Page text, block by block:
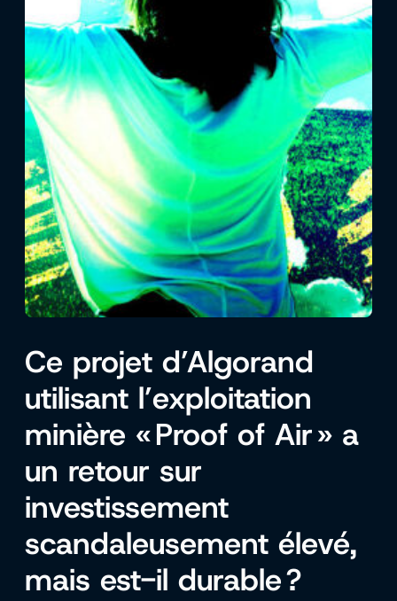
Ce projet d’Algorand
utilisant l’exploitation
minière « Proof of Air » a
un retour sur
investissement
scandaleusement élevé,
mais est-il durable ?